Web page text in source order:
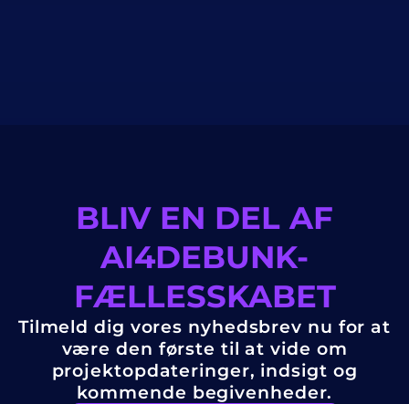
BLIV EN DEL AF
AI4DEBUNK-
FÆLLESSKABET
Tilmeld dig vores nyhedsbrev nu for at
være den første til at vide om
projektopdateringer, indsigt og
kommende begivenheder.